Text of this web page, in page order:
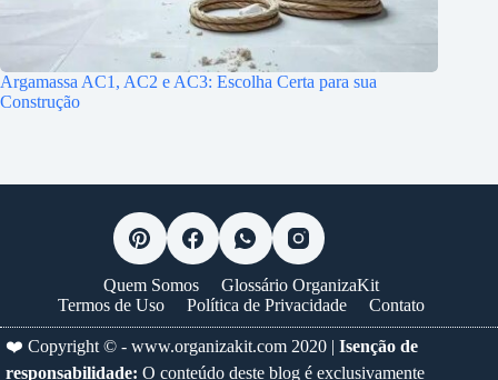
Argamassa AC1, AC2 e AC3: Escolha Certa para sua
Construção
Quem Somos
Glossário OrganizaKit
Termos de Uso
Política de Privacidade Contato
❤️ Copyright © - www.organizakit.com 2020 | Isenção de
responsabilidade: O conteúdo deste blog é exclusivamente